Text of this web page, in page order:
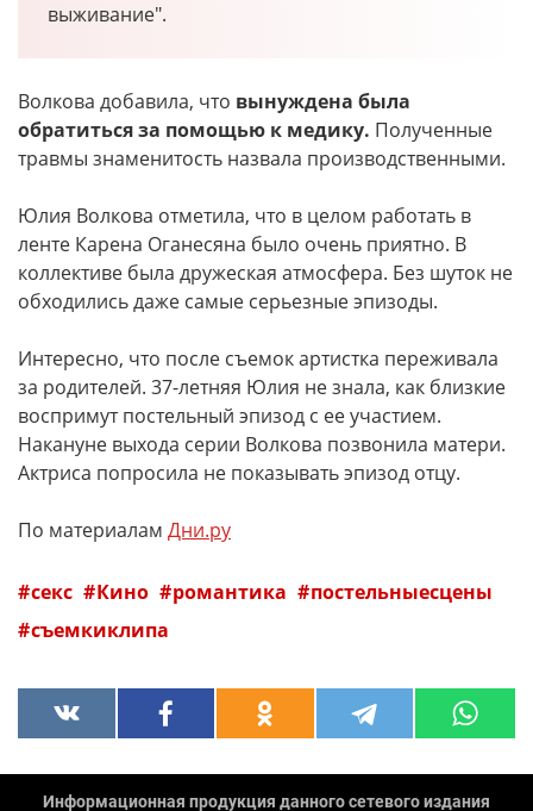
выживание".
Волкова добавила, что вынуждена была
обратиться за помощью к медику. Полученные
травмы знаменитость назвала производственными.
Юлия Волкова отметила, что в целом работать в
ленте Карена Оганесяна было очень приятно. В
коллективе была дружеская атмосфера. Без шуток не
обходились даже самые серьезные эпизоды.
Интересно, что после съемок артистка переживала
за родителей. 37-летняя Юлия не знала, как близкие
воспримут постельный эпизод с ее участием.
Накануне выхода серии Волкова позвонила матери.
Актриса попросила не показывать эпизод отцу.
По материалам Дни.ру
секс Кино романтика
постельныесцены
съемкиклипа
Информационная продукция данного сетевого издания